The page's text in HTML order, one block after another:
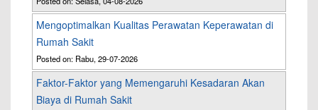
Mengoptimalkan Kualitas Perawatan Keperawatan di
Rumah Sakit
Posted on: Rabu, 29-07-2026
Faktor-Faktor yang Memengaruhi Kesadaran Akan
Biaya di Rumah Sakit